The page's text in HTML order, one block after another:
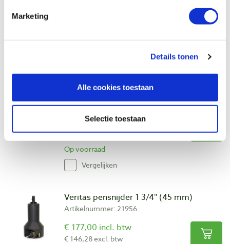
Marketing
Details tonen
Alle cookies toestaan
Selectie toestaan
Vergelijken
DMT set van 3 fijne conische
diamantvijlen + creditcarddiamantsteen
in foudraal
Artikelnummer: 29158
€ 152,00 incl. btw
€ 125,62 excl. btw
Op voorraad
Vergelijken
Veritas pensnijder 1 3/4″ (45 mm)
Artikelnummer: 21956
€ 177,00 incl. btw
€ 146,28 excl. btw